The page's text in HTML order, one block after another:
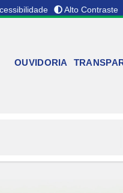
Alto Contraste
OUVIDORIA